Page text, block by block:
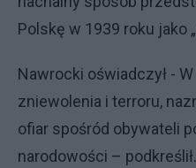
Polskę w 1939 roku jako
Nawrocki oświadczył -
zniewolenia i terroru,
ofiar spośród obywateli
narodowości – podkreślił.